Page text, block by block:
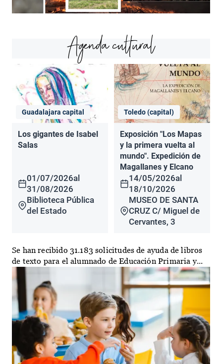
Agenda cultural
Guadalajara capital
Los gigantes de Isabel
Salas
01/07/2026al
31/08/2026
Biblioteca Pública
del Estado
Toledo (capital)
Exposición "Los Mapas
y la primera vuelta al
mundo". Expedición de
Magallanes y Elcano
14/05/2026al
18/10/2026
MUSEO DE SANTA
CRUZ C/ Miguel de
Cervantes, 3
Se han recibido 31.183 solicitudes de ayuda de libros
de texto para el alumnado de Educación Primaria y...